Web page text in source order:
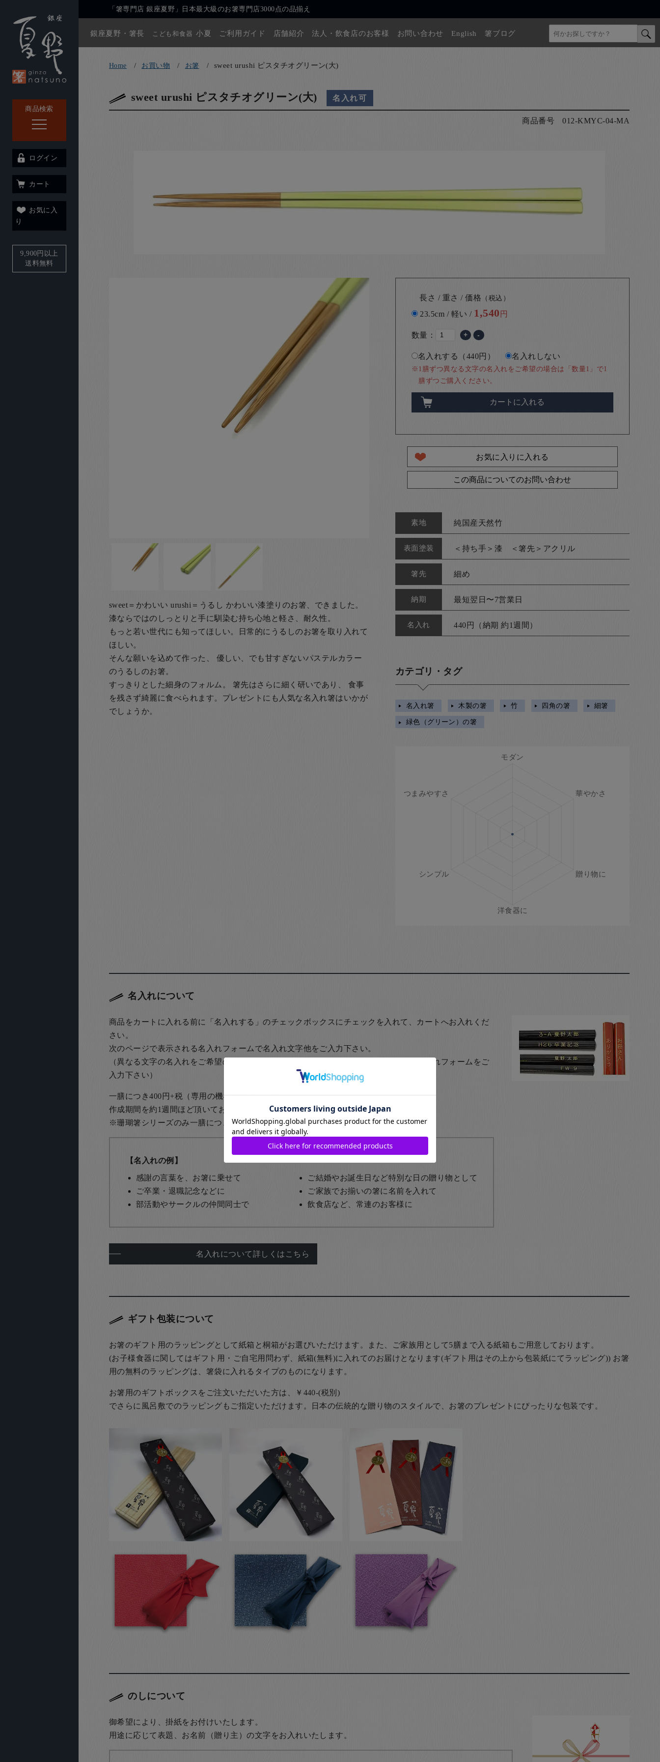
商品検索
「箸専門店 銀座夏野」日本最大級のお箸専門店3000点の品揃え
銀座夏野・箸長 こども和食器 小夏 ご利用ガイド 店舗紹介 法人・飲食店のお客様 お問い合わせ English 箸ブログ
ログイン
カート
お気に入
り
9,900円以上
送料無料
Home お買い物 お箸 sweet urushi ピスタチオグリーン(大)
sweet urushi ピスタチオグリーン(大) 名入れ可
商品番号 012-KMYC-04-MA
sweet＝かわいい urushi＝うるし かわいい漆塗りのお箸、できました。
漆ならではのしっとりと手に馴染む持ち心地と軽さ、耐久性。
もっと若い世代にも知ってほしい。日常的にうるしのお箸を取り入れて
ほしい。
そんな願いを込めて作った、 優しい、でも甘すぎないパステルカラー
のうるしのお箸。
すっきりとした細身のフォルム。 箸先はさらに細く研いであり、 食事
を残さず綺麗に食べられます。 プレゼントにも人気な名入れ箸はいかが
でしょうか。
長さ / 重さ / 価格 （税込）
23.5cm / 軽い / 1,540 円
数量： + -
名入れする（440円） 名入れしない
※1膳ずつ異なる文字の名入れをご希望の場合は「数量1」で1
膳ずつご購入ください。
カートに入れる
お気に入りに入れる
この商品についてのお問い合わせ
素地 純国産天然竹
表面塗装 ＜持ち手＞漆 ＜箸先＞アクリル
箸先 細め
納期 最短翌日〜7営業日
名入れ 440円（納期 約1週間）
カテゴリ・タグ
名入れ箸 木製の箸 竹 四角の箸 細箸
緑色（グリーン）の箸
名入れについて
商品をカートに入れる前に「名入れする」のチェックボックスにチェックを入れて、カートへお入れくだ
さい。
次のページで表示される名入れフォームで名入れ文字他をご入力下さい。
（異なる文字の名入れをご希望の場合は一つずつカートに入れていただき、それぞれ名入れフォームをご
入力下さい）
一膳につき400円+税（専用の機械による彫刻名入れ）
作成期間を約1週間ほど頂いております。
※珊瑚箸シリーズのみ一膳につき1,200円+税（レーザーを使用した名入れ）
【名入れの例】
感謝の言葉を、お箸に乗せて
ご結婚やお誕生日など特別な日の贈り物として
ご卒業・退職記念などに
ご家族でお揃いの箸に名前を入れて
部活動やサークルの仲間同士で
飲食店など、常連のお客様に
名入れについて詳しくはこちら
ギフト包装について
お箸のギフト用のラッピングとして紙箱と桐箱がお選びいただけます。また、ご家族用として5膳まで入る紙箱もご用意しております。
(お子様食器に関してはギフト用・ご自宅用問わず、紙箱(無料)に入れてのお届けとなります(ギフト用はその上から包装紙にてラッピング)) お箸
用の無料のラッピングは、箸袋に入れるタイプのものになります。
お箸用のギフトボックスをご注文いただいた方は、￥440-(税別)
でさらに風呂敷でのラッピングもご指定いただけます。日本の伝統的な贈り物のスタイルで、お箸のプレゼントにぴったりな包装です。
のしについて
御希望により、掛紙をお付けいたします。
用途に応じて表題、お名前（贈り主）の文字をお入れいたします。